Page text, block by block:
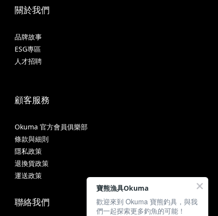
關於我們
品牌故事
ESG專區
人才招聘
顧客服務
Okuma 官方會員俱樂部
條款與細則
隱私政策
退換貨政策
運送政策
聯絡我們
寶熊漁具Okuma
歡迎來到 Okuma 寶熊釣具，與我
們一起探索更多釣魚的可能！